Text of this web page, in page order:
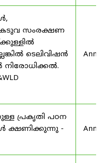
കടുവ സംരക്ഷണ
ടെലിവിഷൻ
നിരോധിക്കൽ.
പ്രകൃതി പഠന
ക്ഷണിക്കുന്നു -